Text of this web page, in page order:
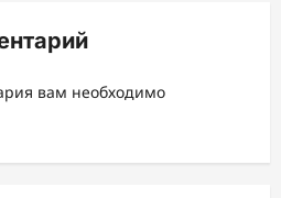
вам необходимо